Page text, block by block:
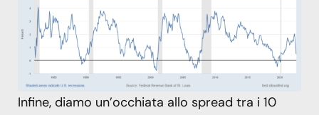
Infine, diamo un’occhiata allo spread tra i 10